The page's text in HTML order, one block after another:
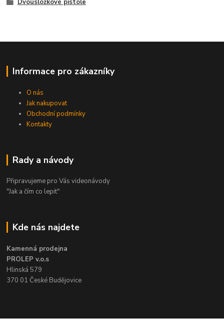
Dvousložkové pistole
Informace pro zákazníky
O nás
Jak nakupovat
Obchodní podmínky
Kontakty
Rady a návody
Připravujeme pro Vás videonávody
"Jak a čím co lepit"
Kde nás najdete
Kamenná prodejna
PROLEP v.o.s
Hlinská 579
370 01 České Budějovice